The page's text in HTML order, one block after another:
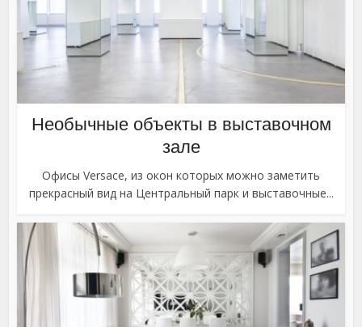
Необычные объекты в выставочном
зале
Офисы Versace, из окон которых можно заметить
прекрасный вид на Центральный парк и выставочные...